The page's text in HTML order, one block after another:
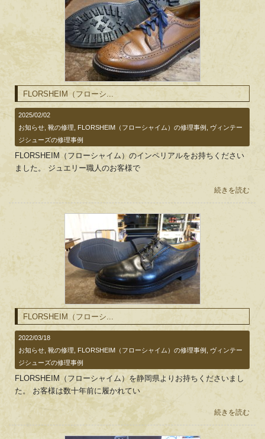
FLORSHEIM（フローシ...
2025/02/02
お知らせ ,靴の修理 FLORSHEIM（フローシャイム）の修理事例
ヴィンテー
ジシューズの修理事例
FLORSHEIM（フローシャイム）のインペリアルをお持ちください
ました。 ジュエリー職人のお客様で
続きを読む
FLORSHEIM（フローシ...
2022/03/18
お知らせ ,靴の修理 FLORSHEIM（フローシャイム）の修理事例
ヴィンテー
ジシューズの修理事例
FLORSHEIM（フローシャイム）を静岡県よりお持ちくださいまし
た。 お客様は数十年前に履かれてい
続きを読む